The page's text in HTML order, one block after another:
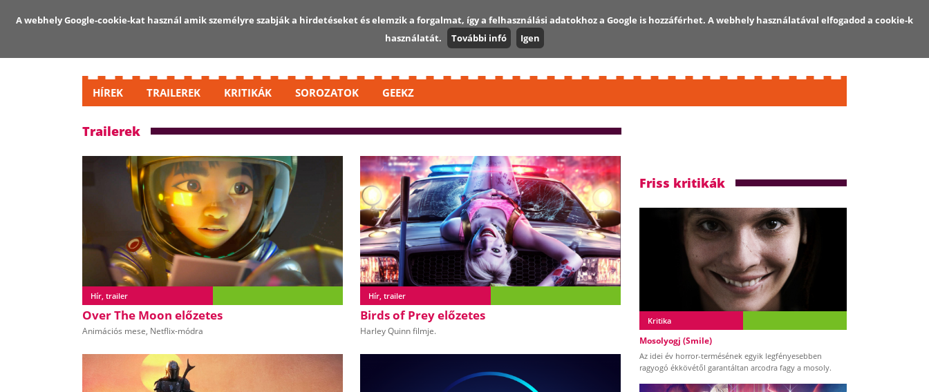
Regisztráció Bejelentkezés
HÍREK TRAILEREK KRITIKÁK SOROZATOK GEEKZ
Trailerek
Hír, trailer
Over The Moon előzetes
Animációs mese, Netflix-módra
Hír, trailer
Birds of Prey előzetes
Harley Quinn filmje.
Friss kritikák
Kritika
Mosolyogj (Smile)
Az idei év horror-termésének egyik legfényesebben
ragyogó ékkövétől garantáltan arcodra fagy a mosoly.
A webhely Google-cookie-kat használ amik személyre szabják a hirdetéseket és elemzik a forgalmat, így a felhasználási adatokhoz a Google is hozzáférhet. A webhely használatával elfogadod a cookie-k
használatát.
További infó Igen